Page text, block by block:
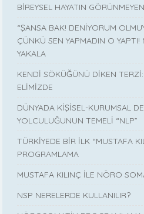
BİREYSEL HAYATIN
“ŞANSA BAK! DENİYORUM
ÇÜNKÜ SEN YAPMADIN O YAPTI!
YAKALA
KENDİ SÖKÜĞÜNÜ DİKEN
ELİMİZDE
DÜNYADA KİŞİSEL-KURUMSAL
YOLCULUĞUNUN TEMELİ “NLP”
TÜRKİYEDE BİR İLK “MUSTAFA
PROGRAMLAMA
MUSTAFA KILINÇ İLE NÖRO
NSP NERELERDE KULLANILIR?